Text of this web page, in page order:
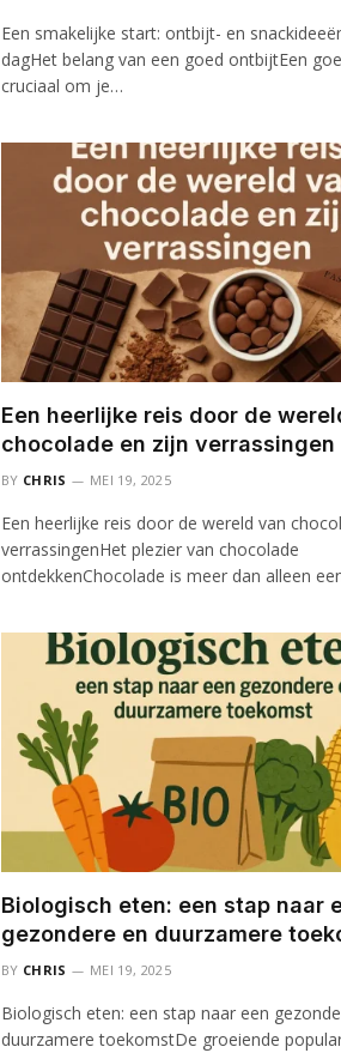
Een smakelijke start: ontbijt- en
dagHet belang van een goed ontbijtEen
cruciaal om je…
Een heerlijke reis door de
chocolade en zijn verrassingen
BY CHRIS MEI 19, 2025
Een heerlijke reis door de wereld van
verrassingenHet plezier van chocolade
ontdekkenChocolade is meer dan alleen
Biologisch eten: een stap naar
gezondere en duurzamere
BY CHRIS MEI 19, 2025
Biologisch eten: een stap naar een
duurzamere toekomstDe groeiende